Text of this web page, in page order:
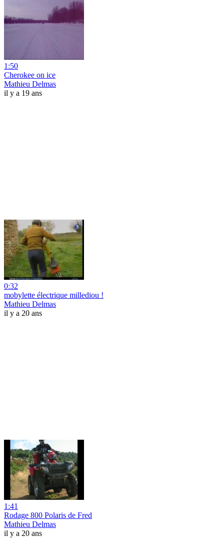
1:50
Cherokee on ice
Mathieu Delmas
il y a 19 ans
0:32
mobylette électrique millediou !
Mathieu Delmas
il y a 20 ans
1:41
Rodage 800 Polaris de Fred
Mathieu Delmas
il y a 20 ans